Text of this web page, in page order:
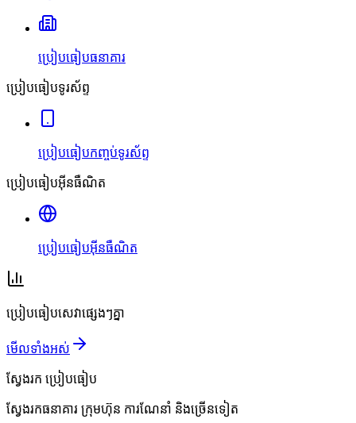
ប្រៀបធៀបធនាគារ
ប្រៀបធៀបទូរស័ព្ទ
ប្រៀបធៀបកញ្ចប់ទូរស័ព្ទ
ប្រៀបធៀបអ៊ីនធឺណិត
ប្រៀបធៀបអ៊ីនធឺណិត
ប្រៀបធៀបសេវាផ្សេងៗគ្នា
មើលទាំងអស់
ស្វែងរក ប្រៀបធៀប
ស្វែងរកធនាគារ ក្រុមហ៊ុន ការណែនាំ និងច្រើនទៀត